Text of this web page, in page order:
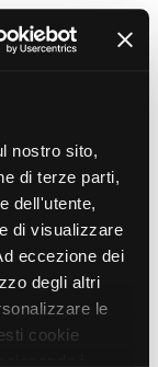
nostro sito,
di terze parti,
dell'utente,
di visualizzare
eccezione dei
degli altri
le
cookie